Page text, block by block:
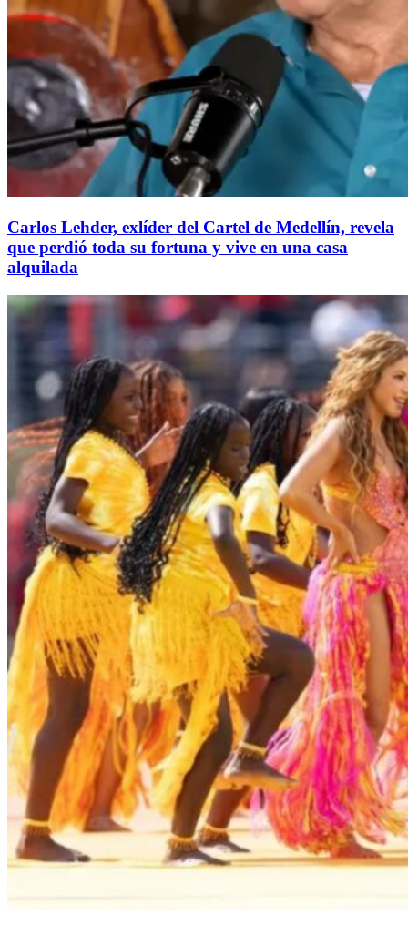
Carlos Lehder, exlíder del Cartel de Medellín, revela
que perdió toda su fortuna y vive en una casa
alquilada